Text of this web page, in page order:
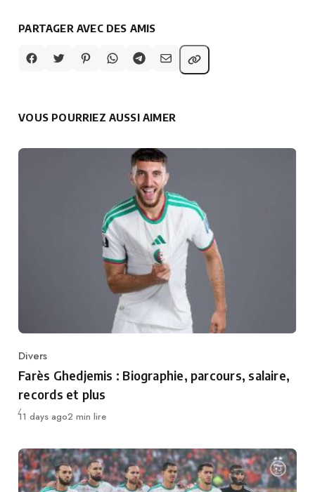
PARTAGER AVEC DES AMIS
VOUS POURRIEZ AUSSI AIMER
Category
Divers
Farès Ghedjemis : Biographie, parcours, salaire,
records et plus
Publié
11 days ago2 min lire